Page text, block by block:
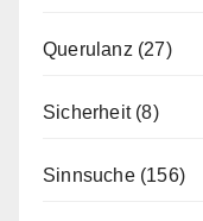
Querulanz (27)
Sicherheit(8)
Sinnsuche(156)